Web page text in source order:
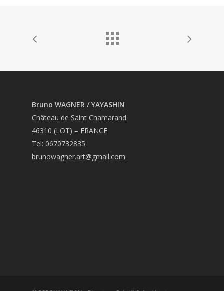
Bruno WAGNER / YAYASHIN
Château de Saint Chamarand
46310 (LOT) – FRANCE
Tel: 0670732835
brunowagner.art@gmail.com